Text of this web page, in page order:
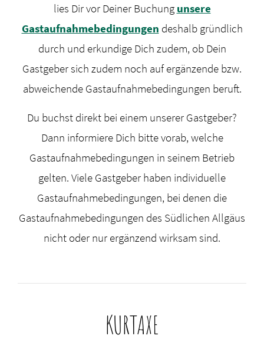
lies Dir vor Deiner Buchung unsere
Gastaufnahmebedingungen deshalb gründlich
durch und erkundige Dich zudem, ob Dein
Gastgeber sich zudem noch auf ergänzende bzw.
abweichende Gastaufnahmebedingungen beruft.
Du buchst direkt bei einem unserer Gastgeber?
Dann informiere Dich bitte vorab, welche
Gastaufnahmebedingungen in seinem Betrieb
gelten. Viele Gastgeber haben individuelle
Gastaufnahmebedingungen, bei denen die
Gastaufnahmebedingungen des Südlichen Allgäus
nicht oder nur ergänzend wirksam sind.
KURTAXE